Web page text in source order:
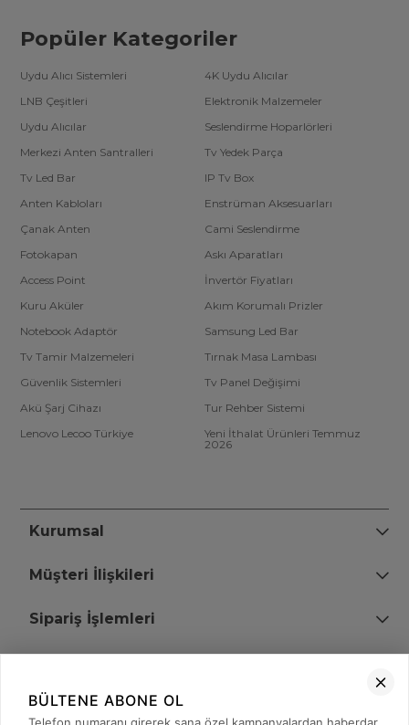
Popüler Kategoriler
Uydu Alıcı Sistemleri
4K Uydu Alıcılar
LNB Çeşitleri
Elektronik Malzemeler
Uydu Alıcılar
Seslendirme Hoparlörleri
Merkezi Anten Santralleri
Tv Yedek Parça
Tv Led Bar
IP Tv Box
Anten Kabloları
Enstrüman Aksesuarları
Çanak Anten
Cami Seslendirme
Fotokapan
Askı Aparatları
Access Point
İnvertör Fiyatları
Kuru Aküler
Akım Korumalı Prizler
Notebook Adaptör
Samsung Led Bar
Tv Tamir Malzemeleri
Tırnak Masa Lambası
Güvenlik Sistemleri
Tv Panel Değişimi
Akü Şarj Cihazı
Tur Rehber Sistemi
Lenovo Lecoo Türkiye
Yeni İthalat Ürünleri Temmuz
2026
Kurumsal
Müşteri İlişkileri
Sipariş İşlemleri
+90 (850) 473 08 08
BÜLTENE ABONE OL